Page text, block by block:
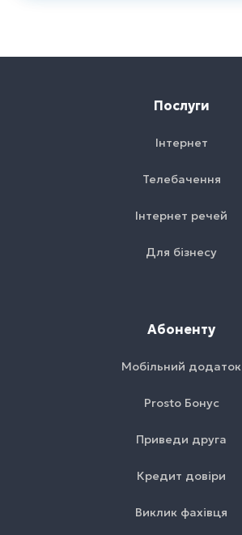
Послуги
Інтернет
Телебачення
Інтернет речей
Для бізнесу
Абоненту
Мобільний додаток
Prosto Бонус
Приведи друга
Кредит довіри
Виклик фахівця